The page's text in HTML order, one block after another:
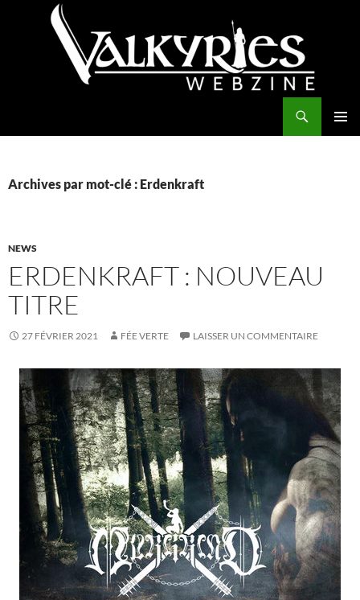
Archives par mot-clé : Erdenkraft
NEWS
ERDENKRAFT : NOUVEAU
TITRE
27 FÉVRIER 2021 FÉE VERTE LAISSER UN COMMENTAIRE